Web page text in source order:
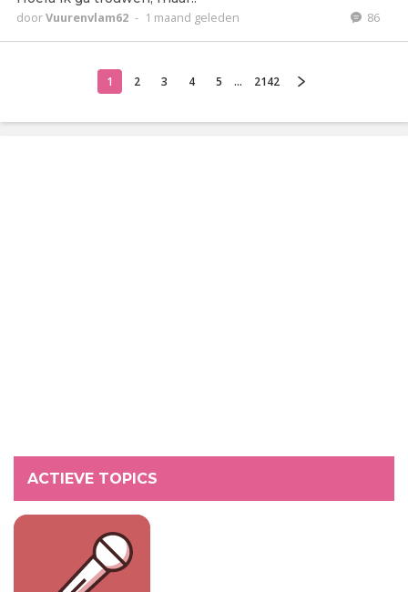
doorVuurenvlam62 - 1 maand geleden 86
1 2 3 4 5 ... 2142
ACTIEVE TOPICS